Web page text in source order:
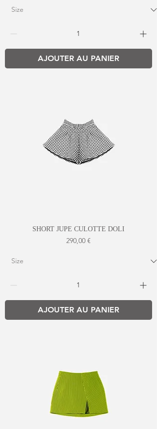
AJOUTER AU PANIER
SHORT JUPE CULOTTE DOLI
Prix
290,00 €
AJOUTER AU PANIER